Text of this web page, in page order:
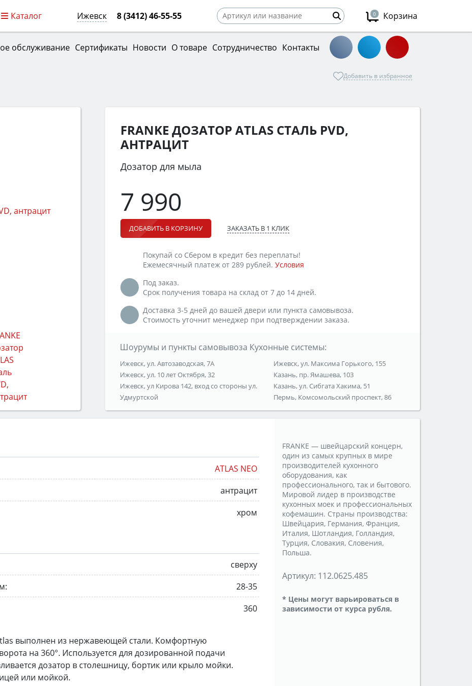
Каталог Ижевск 8 (3412) 46-55-55 0 Корзина
обслуживание Сертификаты Новости О товаре Сотрудничество Контакты
Добавить в избранное
FRANKE ДОЗАТОР ATLAS СТАЛЬ PVD,
АНТРАЦИТ
Дозатор для мыла
7 990
ДОБАВИТЬ В КОРЗИНУ ЗАКАЗАТЬ В 1 КЛИК
Покупай со Сбером в кредит без переплаты!
Ежемесячный платеж от 289 рублей. Условия
Под заказ.
Срок получения товара на склад от 7 до 14 дней.
Доставка 3-5 дней до вашей двери или пункта самовывоза.
Стоимость уточнит менеджер при подтверждении заказа.
Шоурумы и пункты самовывоза Кухонные системы:
Ижевск, ул. Автозаводская, 7А
Ижевск, ул. 10 лет Октября, 32
Ижевск, ул Кирова 142, вход со стороны ул.
Удмуртской
Ижевск, ул. Максима Горького, 155
Казань, пр. Ямашева, 103
Казань, ул. Сибгата Хакима, 51
Пермь, Комсомольский проспект, 86
ATLAS NEO
антрацит
хром
сверху
28-35
360
выполнен из нержавеющей стали. Комфортную
на 360°. Используется для дозированной подачи
дозатор в столешницу, бортик или крыло мойки.
или мойкой.
FRANKE — швейцарский концерн,
один из самых крупных в мире
производителей кухонного
оборудования, как
профессионального, так и бытового.
Мировой лидер в производстве
кухонных моек и профессиональных
кофемашин. Страны производства:
Швейцария, Германия, Франция,
Италия, Шотландия, Голландия,
Турция, Словакия, Словения,
Польша.
Артикул: 112.0625.485
* Цены могут варьироваться в
зависимости от курса рубля.